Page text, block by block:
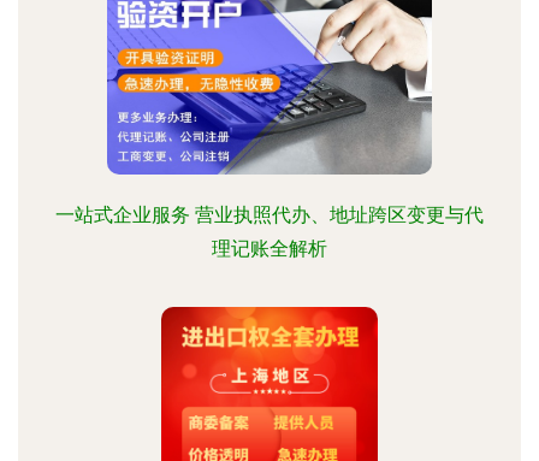
一站式企业服务 营业执照代办、地址跨区变更与代
理记账全解析